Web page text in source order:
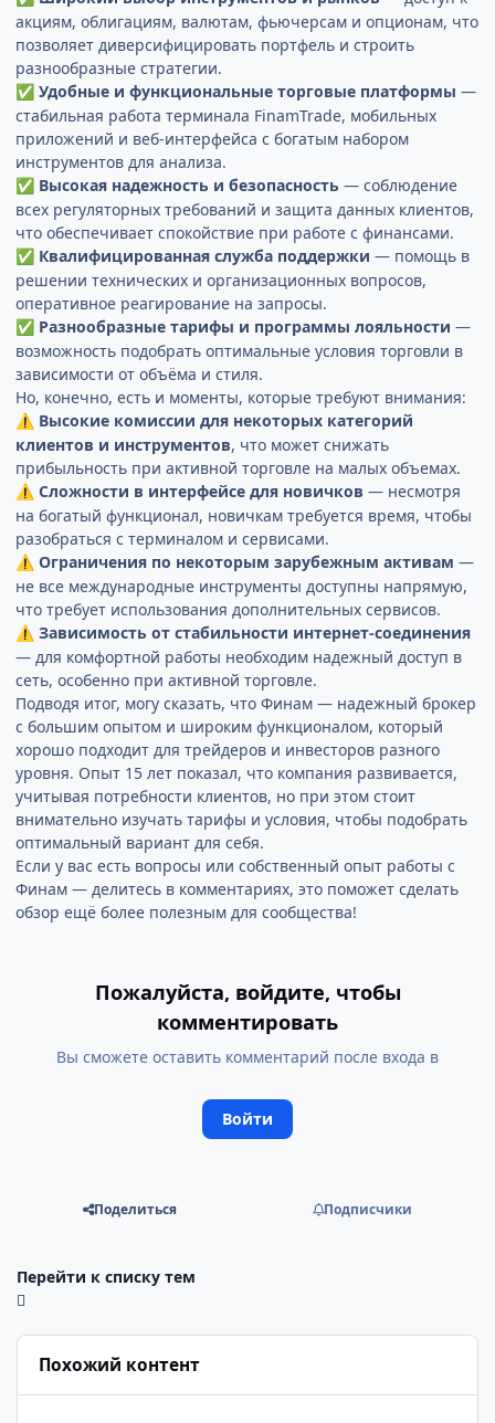
акциям, облигациям, валютам, фьючерсам и опционам, что
позволяет диверсифицировать портфель и строить
разнообразные стратегии.
✅ Удобные и функциональные торговые платформы —
стабильная работа терминала FinamTrade, мобильных
приложений и веб-интерфейса с богатым набором
инструментов для анализа.
✅ Высокая надежность и безопасность — соблюдение
всех регуляторных требований и защита данных клиентов,
что обеспечивает спокойствие при работе с финансами.
✅ Квалифицированная служба поддержки — помощь в
решении технических и организационных вопросов,
оперативное реагирование на запросы.
✅ Разнообразные тарифы и программы лояльности —
возможность подобрать оптимальные условия торговли в
зависимости от объёма и стиля.
Но, конечно, есть и моменты, которые требуют внимания:
⚠️ Высокие комиссии для некоторых категорий
клиентов и инструментов, что может снижать
прибыльность при активной торговле на малых объемах.
⚠️ Сложности в интерфейсе для новичков — несмотря
на богатый функционал, новичкам требуется время, чтобы
разобраться с терминалом и сервисами.
⚠️ Ограничения по некоторым зарубежным активам —
не все международные инструменты доступны напрямую,
что требует использования дополнительных сервисов.
⚠️ Зависимость от стабильности интернет-соединения
— для комфортной работы необходим надежный доступ в
сеть, особенно при активной торговле.
Подводя итог, могу сказать, что Финам — надежный брокер
с большим опытом и широким функционалом, который
хорошо подходит для трейдеров и инвесторов разного
уровня. Опыт 15 лет показал, что компания развивается,
учитывая потребности клиентов, но при этом стоит
внимательно изучать тарифы и условия, чтобы подобрать
оптимальный вариант для себя.
Если у вас есть вопросы или собственный опыт работы с
Финам — делитесь в комментариях, это поможет сделать
обзор ещё более полезным для сообщества!
Пожалуйста, войдите, чтобы
комментировать
Вы сможете оставить комментарий после входа в
Войти
Поделиться Подписчики
Перейти к списку тем
Похожий контент